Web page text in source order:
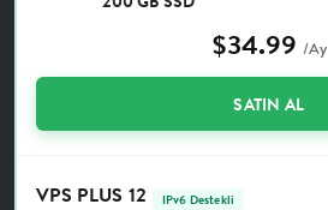
$34.99 /Ay
SATIN AL
VPS PLUS 12 IPv6 Destekli